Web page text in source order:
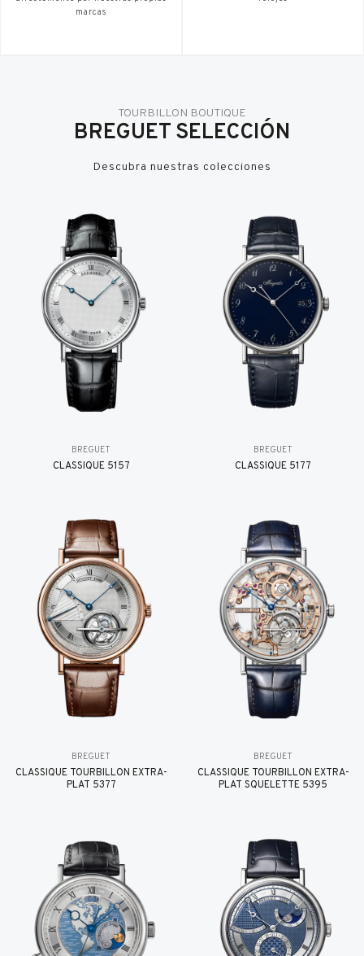
marcas
TOURBILLON BOUTIQUE
BREGUET SELECCIÓN
Descubra nuestras colecciones
BREGUET
CLASSIQUE 5157
BREGUET
CLASSIQUE 5177
BREGUET
CLASSIQUE TOURBILLON EXTRA-
PLAT 5377
BREGUET
CLASSIQUE TOURBILLON EXTRA-
PLAT SQUELETTE 5395